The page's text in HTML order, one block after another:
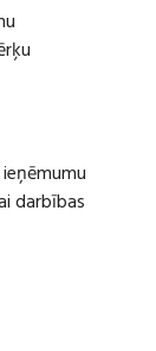
darbības